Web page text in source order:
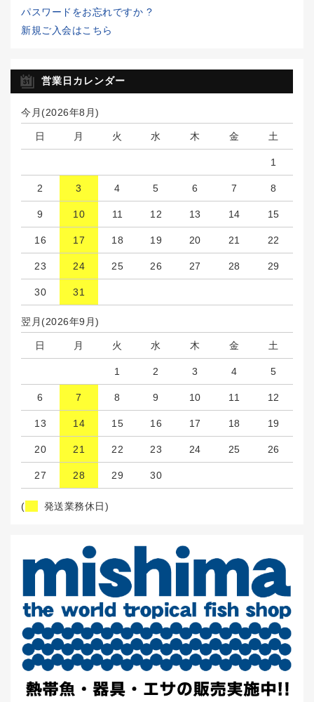
パスワードをお忘れですか ?
新規ご入会はこちら
営業日カレンダー
今月(2026年8月)
日 月 火 水 木 金 土
1
2 3 4 5 6 7 8
9 10 11 12 13 14 15
16 17 18 19 20 21 22
23 24 25 26 27 28 29
30 31
翌月(2026年9月)
日 月 火 水 木 金 土
1 2 3 4 5
6 7 8 9 10 11 12
13 14 15 16 17 18 19
20 21 22 23 24 25 26
27 28 29 30
( 発送業務休日)